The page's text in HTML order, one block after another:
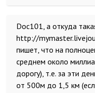
Doc101, а откуда
http://
пишет, что на
среднем около
дорогу), т.е. за эти
от 500м до 1,5 км